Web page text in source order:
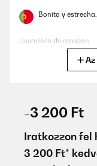
Bonita y
Usuario/a de amazon
Amazon-Benutzer
Az
-3 200 Ft
Iratkozzon fel
3 200 Ft*